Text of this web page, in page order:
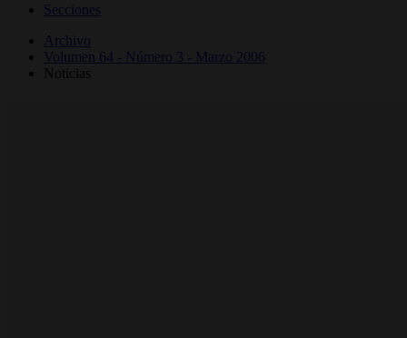
Secciones
Archivo
Volumen 64 - Número 3 - Marzo 2006
Noticias